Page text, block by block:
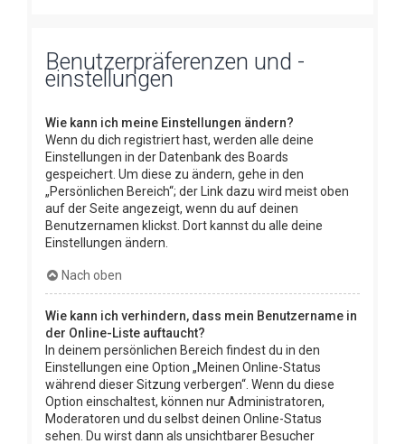
Benutzerpräferenzen und -
einstellungen
Wie kann ich meine Einstellungen ändern?
Wenn du dich registriert hast, werden alle deine
Einstellungen in der Datenbank des Boards
gespeichert. Um diese zu ändern, gehe in den
„Persönlichen Bereich“; der Link dazu wird meist oben
auf der Seite angezeigt, wenn du auf deinen
Benutzernamen klickst. Dort kannst du alle deine
Einstellungen ändern.
Nach oben
Wie kann ich verhindern, dass mein Benutzername in
der Online-Liste auftaucht?
In deinem persönlichen Bereich findest du in den
Einstellungen eine Option „Meinen Online-Status
während dieser Sitzung verbergen“. Wenn du diese
Option einschaltest, können nur Administratoren,
Moderatoren und du selbst deinen Online-Status
sehen. Du wirst dann als unsichtbarer Besucher